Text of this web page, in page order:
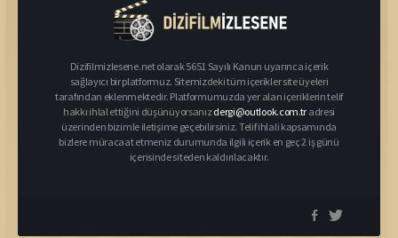
Dizifilmizlesene.net olarak 5651 Sayılı Kanun uyarınca içerik
sağlayıcı bir platformuz. Sitemizdeki tüm içerikler site üyeleri
tarafından eklenmektedir. Platformumuzda yer alan içeriklerin telif
hakkı ihlal ettiğini düşünüyorsanızdergi@outlook.com.tr adresi
üzerinden bizimle iletişime geçebilirsiniz. Telif ihlali kapsamında
bizlere müracaat etmeniz durumunda ilgili içerik en geç 2 iş günü
içerisinde siteden kaldırılacaktır.